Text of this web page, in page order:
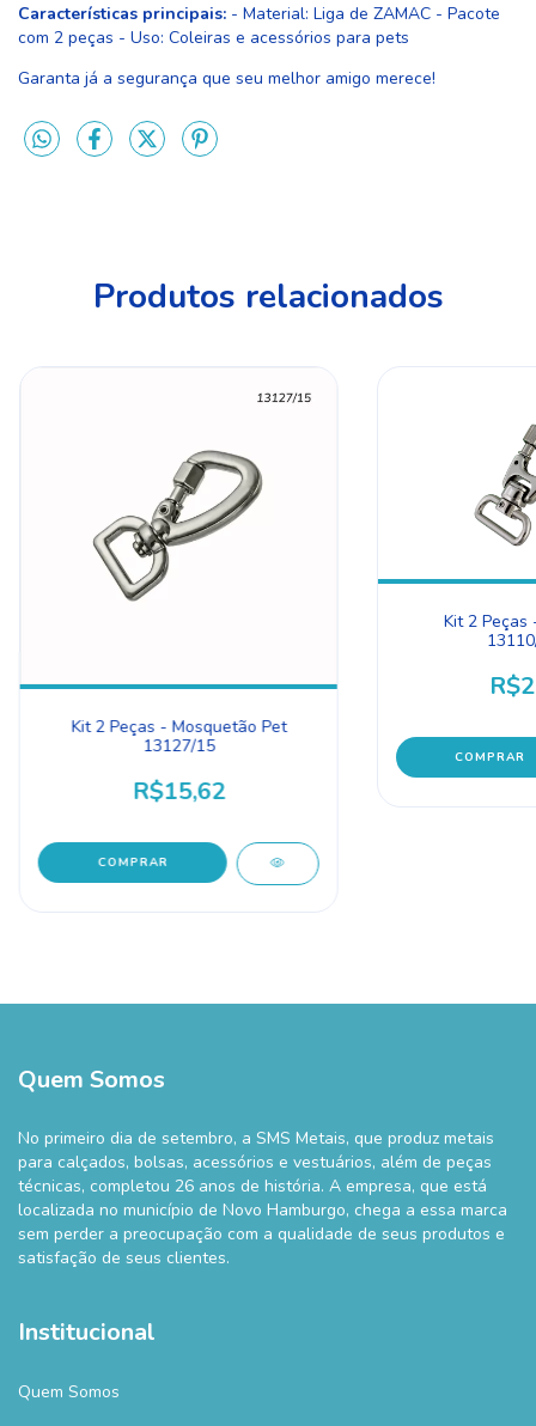
Características principais: - Material: Liga de ZAMAC - Pacote
com 2 peças - Uso: Coleiras e acessórios para pets
Garanta já a segurança que seu melhor amigo merece!
Produtos relacionados
Kit 2 Peças - Mosquetão Pet
13127/15
R$15,62
COMPRAR
Kit 2 Peças
Quem Somos
No primeiro dia de setembro, a SMS Metais, que produz metais
para calçados, bolsas, acessórios e vestuários, além de peças
técnicas, completou 26 anos de história. A empresa, que está
localizada no município de Novo Hamburgo, chega a essa marca
sem perder a preocupação com a qualidade de seus produtos e
satisfação de seus clientes.
Institucional
Quem Somos